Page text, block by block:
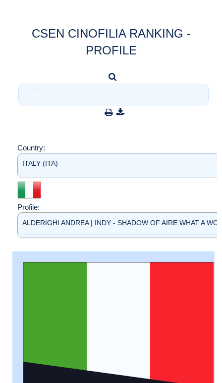
CSEN CINOFILIA RANKING -
PROFILE
Country:
ITALY (ITA)
Profile:
ALDERIGHI ANDREA | INDY - SHADOW OF AIRE WHAT A